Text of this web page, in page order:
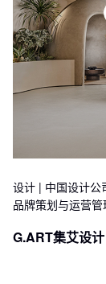
设计 | 中国设计公
品牌策划与运营管
G.ART集艾设计